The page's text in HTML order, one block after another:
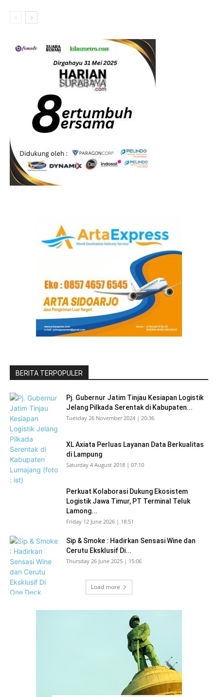
BERITA TERPOPULER
Pj. Gubernur Jatim Tinjau Kesiapan Logistik
Jelang Pilkada Serentak di Kabupaten...
Tuesday 26 November 2024 | 20:36
XL Axiata Perluas Layanan Data Berkualitas
di Lampung
Saturday 4 August 2018 | 07:10
Perkuat Kolaborasi Dukung Ekosistem
Logistik Jawa Timur, PT Terminal Teluk
Lamong...
Friday 12 June 2026 | 18:51
Sip & Smoke : Hadirkan Sensasi Wine dan
Cerutu Eksklusif Di...
Thursday 26 June 2025 | 15:06
Load more